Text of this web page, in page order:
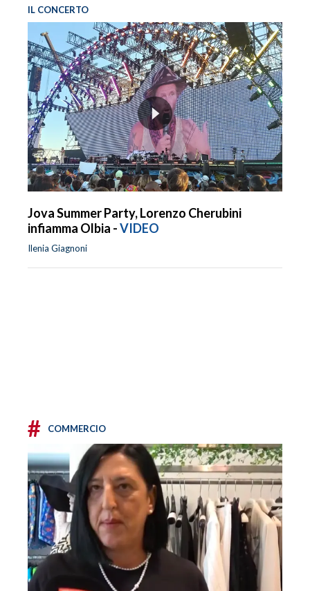
IL CONCERTO
Jova Summer Party, Lorenzo Cherubini
infiamma Olbia -VIDEO
Ilenia Giagnoni
# COMMERCIO